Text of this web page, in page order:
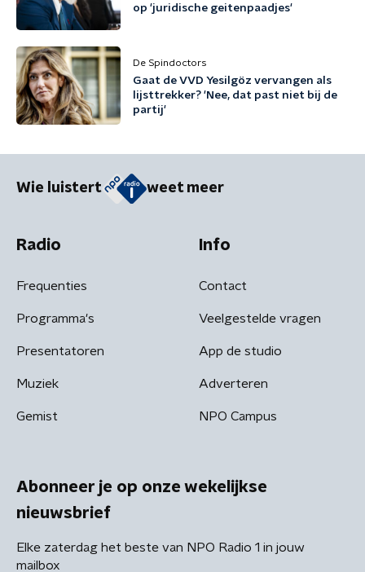
op 'juridische geitenpaadjes'
De Spindoctors
Gaat de VVD Yesilgöz vervangen als
lijsttrekker? 'Nee, dat past niet bij de
partij'
Wie luistert weet meer
Radio
Frequenties
Programma's
Presentatoren
Muziek
Gemist
Info
Contact
Veelgestelde vragen
App de studio
Adverteren
NPO Campus
Abonneer je op onze wekelijkse
nieuwsbrief
Elke zaterdag het beste van NPO Radio 1 in jouw
mailbox